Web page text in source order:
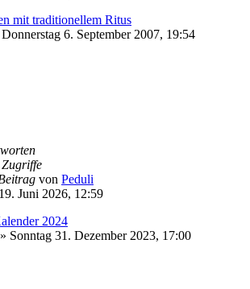
mit traditionellem Ritus
Donnerstag 6. September 2007, 19:54
Zugriffe
von Peduli
Juni 2026, 12:59
2024
» Sonntag 31. Dezember 2023, 17:00